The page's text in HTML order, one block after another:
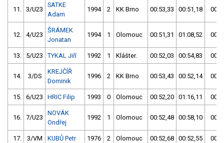
11. 3/U23
SATKE
Adam
1994 2 KK Brno 00:53,33 00:51,18
12. 4/U23
ŠRÁMEK
Jonatan
1994 1 Olomouc 00:51,31 01:08,52
13. 5/U23 TYKAL Jiří 1992 1 Klášter. 00:52,03 00:54,83
14. 3/DS
KREJČÍŘ
Dominik
1996 2 KK Brno 00:53,43 00:52,14
15. 6/U23 HRIC Filip 1993 0 Olomouc 00:52,20 01:16,11
16. 7/U23
NOVÁK
Ondřej
1992 1 Olomouc 00:52,48 00:58,10
17. 3/VM KUBŮ Petr 1976 2 Olomouc 00:52,68 00:52,55